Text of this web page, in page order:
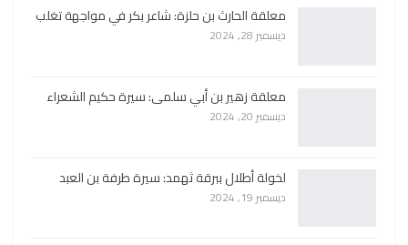
معلقة الحارث بن حلزة: شاعر بكر في مواجهة تغلب
ديسمبر 28, 2024
معلقة زهير بن أبي سلمى: سيرة حكيم الشعراء
ديسمبر 20, 2024
لخولة أطلال ببرقة ثهمد: سيرة طرفة بن العبد
ديسمبر 19, 2024